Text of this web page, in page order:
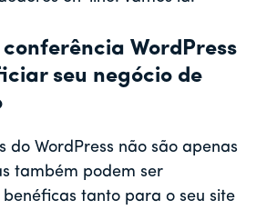
WordPress
seu negócio de
do WordPress não são apenas
também podem ser
tanto para o seu site